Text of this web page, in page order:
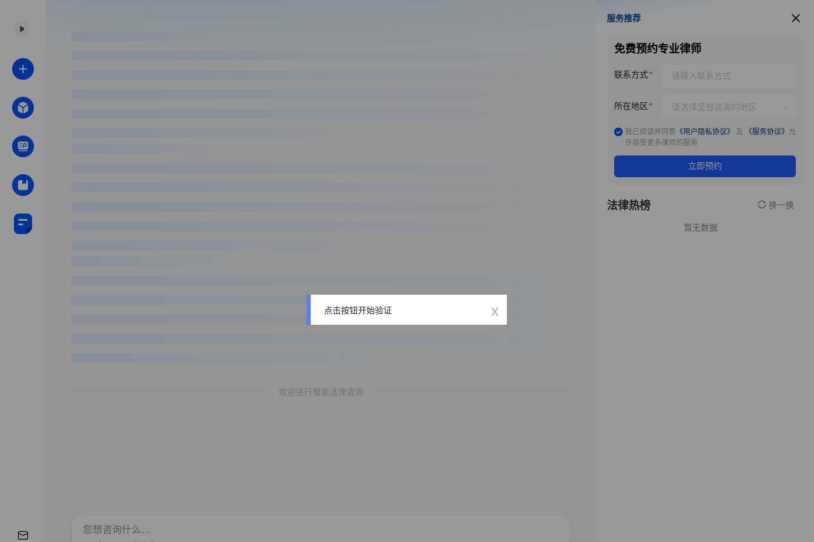
欢迎进行智能法律咨询
服务推荐
服务推荐
免费预约专业律师
联系方式
所在地区
我已阅读并同意 《用户隐私协议》 及 《服务协议》 允
许接受更多律师的服务
立即预约
法律热榜 换一换
暂无数据
点击按钮开始验证 x